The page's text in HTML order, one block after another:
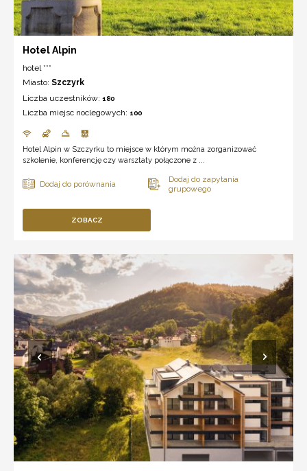
Hotel Alpin
hotel ***
Miasto: Szczyrk
Liczba uczestników: 180
Liczba miejsc noclegowych: 100
Hotel Alpin w Szczyrku to miejsce w którym można zorganizować
szkolenie, konferencję czy warsztaty połączone z ...
ZOBACZ